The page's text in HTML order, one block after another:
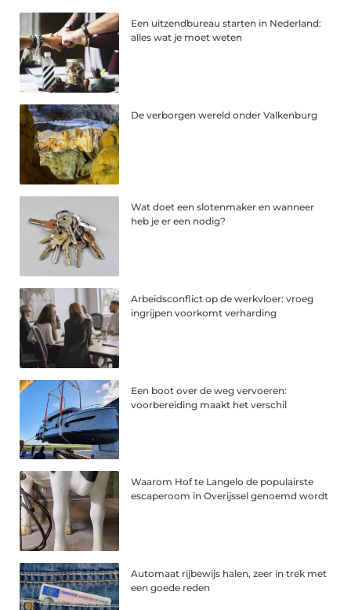
Een uitzendbureau starten in Nederland:
alles wat je moet weten
De verborgen wereld onder Valkenburg
Wat doet een slotenmaker en wanneer
heb je er een nodig?
Arbeidsconflict op de werkvloer: vroeg
ingrijpen voorkomt verharding
Een boot over de weg vervoeren:
voorbereiding maakt het verschil
Waarom Hof te Langelo de populairste
escaperoom in Overijssel genoemd wordt
Automaat rijbewijs halen, zeer in trek met
een goede reden